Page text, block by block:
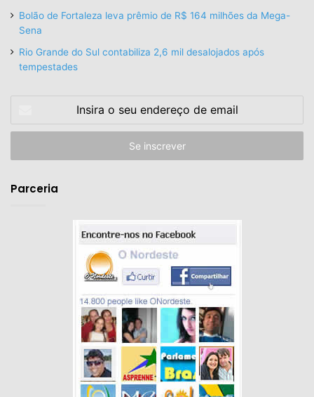
Bolão de Fortaleza leva prêmio de R$ 164 milhões da Mega-
Sena
Rio Grande do Sul contabiliza 2,6 mil desalojados após
tempestades
seu
de
Parceria